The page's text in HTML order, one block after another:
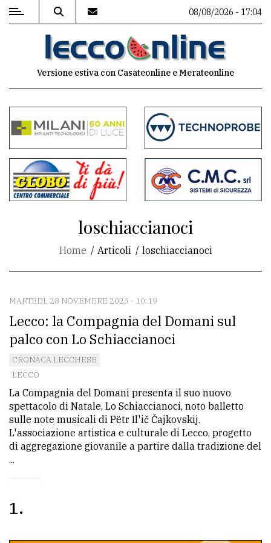
MENU
commenti
Contenuti
del
sito
CONTATTI
La
redazione
Scrivici
Per
tua
pubblicità
per
comune
08/08/2026 - 17:04
Versione estiva con Casateonline e Merateonline
loschiaccianoci
Home Articoli loschiaccianoci
MARTEDÌ, 28 NOVEMBRE 2023 - 10:19
Lecco: la Compagnia del Domani sul
palco con Lo Schiaccianoci
CRONACA LECCHESE
LECCO
La Compagnia del Domani presenta il suo nuovo
spettacolo di Natale, Lo Schiaccianoci, noto balletto
sulle note musicali di Pëtr Il'ič Čajkovskij.
L'associazione artistica e culturale di Lecco, progetto
di aggregazione giovanile a partire dalla tradizione del
...
1